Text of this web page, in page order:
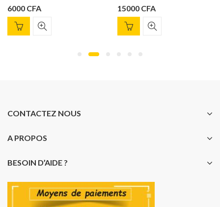
CONTACTEZ NOUS
A PROPOS
BESOIN D’AIDE ?